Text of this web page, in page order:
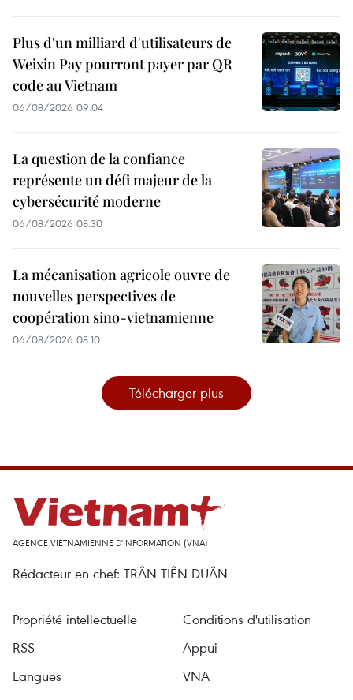
Plus d'un milliard d'utilisateurs de
Weixin Pay pourront payer par QR
code au Vietnam
06/08/2026 09:04
La question de la confiance
représente un défi majeur de la
cybersécurité moderne
06/08/2026 08:30
La mécanisation agricole ouvre de
nouvelles perspectives de
coopération sino-vietnamienne
06/08/2026 08:10
Télécharger plus
AGENCE VIETNAMIENNE D'INFORMATION (VNA)
Rédacteur en chef: TRÂN TIÊN DUÂN
Propriété intellectuelle
Conditions d'utilisation
RSS
Appui
Langues
VNA